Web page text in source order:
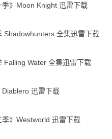
季》Moon Knight 迅雷下载
Shadowhunters 全集迅雷下载
Falling Water 全集迅雷下载
Diablero 迅雷下载
季》Westworld 迅雷下载